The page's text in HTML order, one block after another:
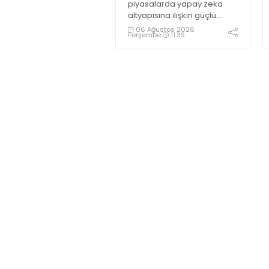
piyasalarda yapay zeka
altyapısına ilişkin güçlü
yatırımlardan kaynaklı
yoğun talep ve yenilenebilir
06 Ağustos 2026
Perşembe 11:39